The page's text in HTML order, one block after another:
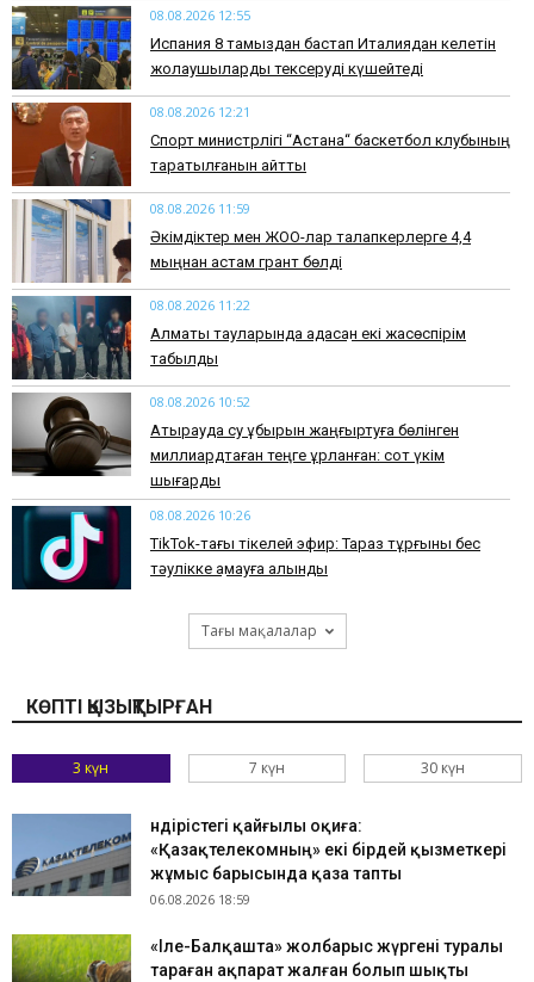
08.08.2026 12:55
Испания 8 тамыздан бастап Италиядан келетін
жолаушыларды тексеруді күшейтеді
08.08.2026 12:21
Спорт министрлігі “Астана“ баскетбол клубының
таратылғанын айтты
08.08.2026 11:59
Әкімдіктер мен ЖОО-лар талапкерлерге 4,4
мыңнан астам грант бөлді
08.08.2026 11:22
Алматы тауларында адасқан екі жасөспірім
табылды
08.08.2026 10:52
Атырауда су құбырын жаңғыртуға бөлінген
миллиардтаған теңге ұрланған: сот үкім
шығарды
08.08.2026 10:26
TikTok-тағы тікелей эфир: Тараз тұрғыны бес
тәулікке қамауға алынды
Тағы мақалалар
КӨПТІ ҚЫЗЫҚТЫРҒАН
3 күн 7 күн 30 күн
Өндірістегі қайғылы оқиға:
«Қазақтелекомның» екі бірдей қызметкері
жұмыс барысында қаза тапты
06.08.2026 18:59
«Іле-Балқашта» жолбарыс жүргені туралы
тараған ақпарат жалған болып шықты